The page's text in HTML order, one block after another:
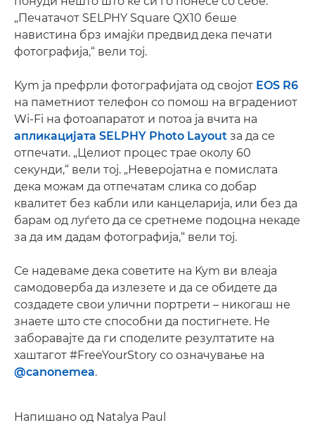
„Печатачот SELPHY Square QX10 беше
навистина брз имајќи предвид дека печати
фотографија,“ вели тој.
Kym ја префрли фотографијата од својот EOS R6
на паметниот телефон со помош на вградениот
Wi-Fi на фотоапаратот и потоа ја вчита на
апликацијата SELPHY Photo Layout за да се
отпечати. „Целиот процес трае околу 60
секунди,“ вели тој. „Неверојатна е помислата
дека можам да отпечатам слика со добар
квалитет без кабли или канцеларија, или без да
барам од луѓето да се сретнеме подоцна некаде
за да им дадам фотографија,“ вели тој.
Се надеваме дека советите на Kym ви влеаја
самодоверба да излезете и да се обидете да
создадете свои улични портрети – никогаш не
знаете што сте способни да постигнете. Не
заборавајте да ги споделите резултатите на
хаштагот #FreeYourStory со означување на
@canonemea.
Напишано од Natalya Paul